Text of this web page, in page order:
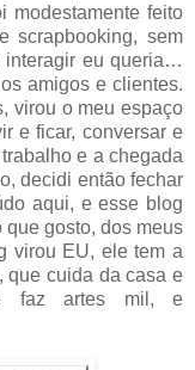
feito
scrapbooking, sem
interagir eu queria…
amigos e clientes.
virou o meu espaço
e ficar, conversar e
e a chegada
decidi então fechar
aqui, e esse blog
que gosto, dos meus
virou EU, ele tem a
que cuida da casa e
faz artes mil, e